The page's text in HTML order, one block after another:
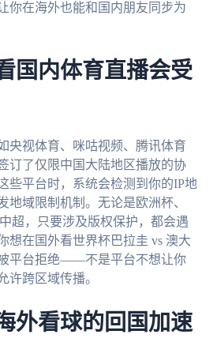
你在海外也能和国内朋友同步为
国内体育直播会受
央视体育、咪咕视频、腾讯体育
订了仅限中国大陆地区播放的协
些平台时，系统会检测到你的IP地
地域限制机制。无论是欧洲杯、
超，只要涉及版权保护，都会遇
想在国外看世界杯巴拉圭 vs 澳大
平台拒绝——不是平台不想让你
许跨区域传播。
外看球的回国加速